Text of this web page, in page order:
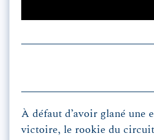
À défaut d’avoir glané une
victoire, le rookie du circuit